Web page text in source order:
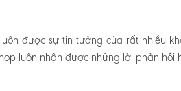
được sự tin tưởng của rất nhiều
luôn nhận được những lời phản hồi